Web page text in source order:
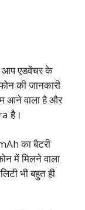
आप एडवेंचर के
की जानकारी
आने वाला है और
है।
का बैटरी
में मिलने वाला
भी बहुत ही